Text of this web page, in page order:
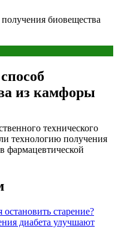
биовещества
из камфоры
технического
технологию получения
старение?
диабета улучшают